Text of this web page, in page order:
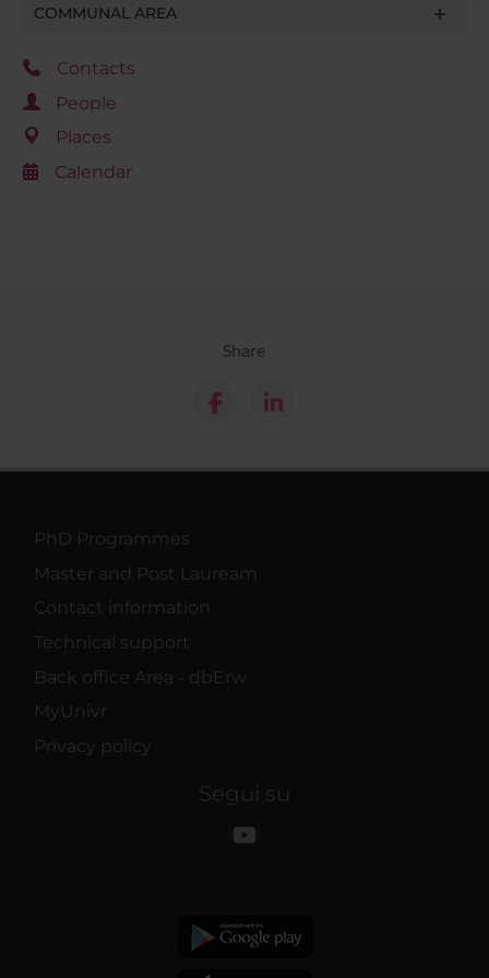
raccolto dal tuo utilizzo dei loro servizi.
COMMUNAL AREA
Contacts
People
Places
Calendar
Share
PhD Programmes
Master and Post Lauream
Contact information
Technical support
Back office Area - dbErw
MyUnivr
Privacy policy
Segui su